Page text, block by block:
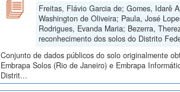
Freitas, Flávio Garcia de; Gomes, Idarê
Washington de Oliveira; Paula, José
Rodrigues, Evanda Maria; Bezerra,
reconhecimento dos solos do Distrito
Conjunto de dados públicos do solo originalmente
Embrapa Solos (Rio de Janeiro) e Embrapa
Distrit...